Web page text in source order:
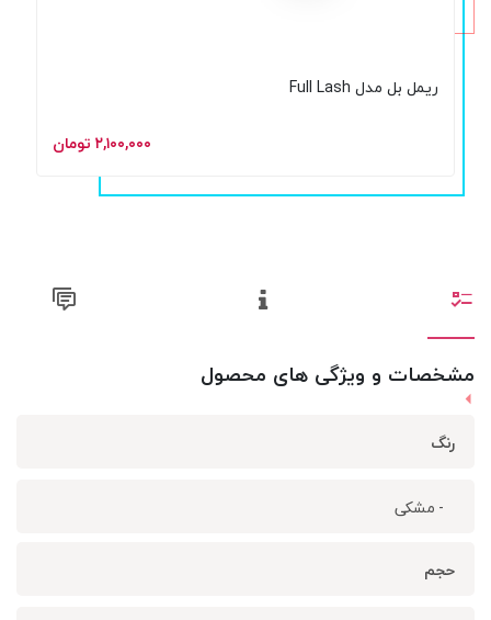
ریمل بل مدل Full Lash
۲,۱۰۰,۰۰۰ تومان
مشخصات و ویژگی های محصول
رنگ
- مشکی
حجم